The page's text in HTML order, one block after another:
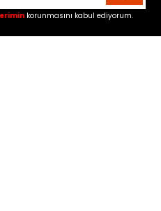
korunmasını kabul ediyorum.